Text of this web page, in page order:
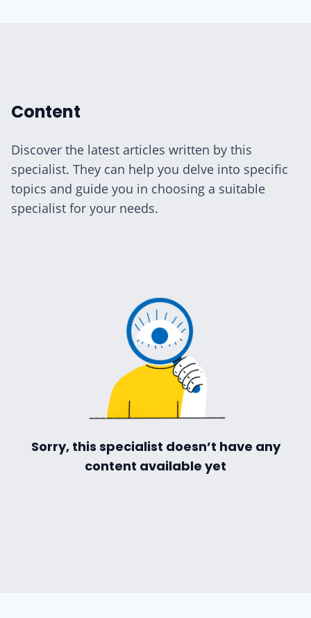
Content
Discover the latest articles written by this
specialist. They can help you delve into specific
topics and guide you in choosing a suitable
specialist for your needs.
Sorry, this specialist doesn’t have any
content available yet